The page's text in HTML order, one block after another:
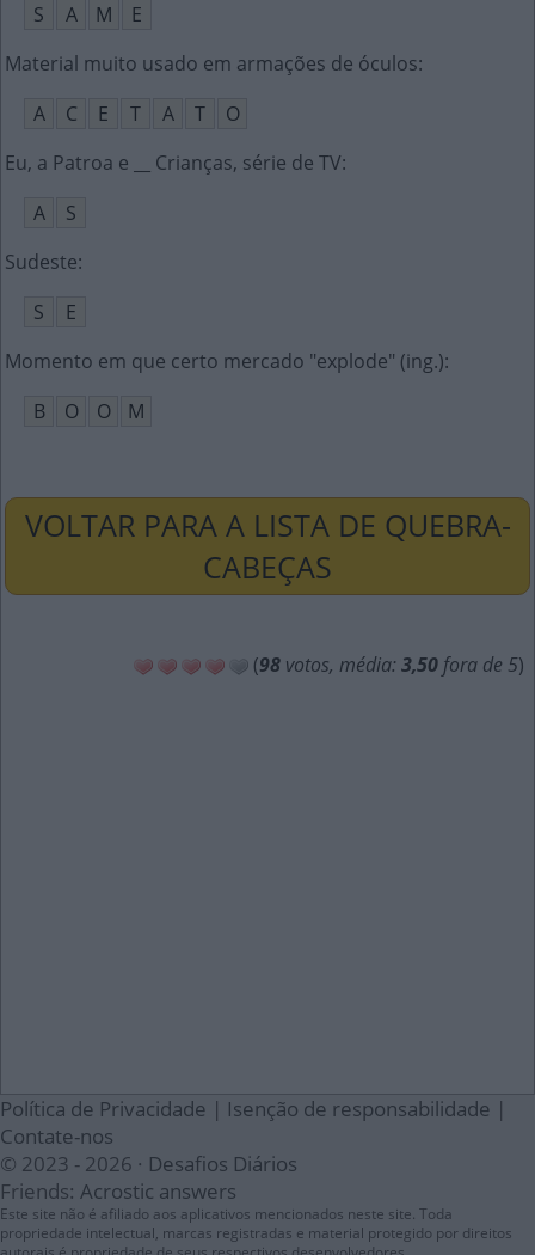
S
A M
E
Material muito usado em armações de óculos:
A
C E T A T
O
Eu, a Patroa e __ Crianças, série de TV:
A
S
Sudeste:
S
E
Momento em que certo mercado "explode" (ing.):
B
O O M
VOLTAR PARA A LISTA DE QUEBRA-
CABEÇAS
(98 votos, média: 3,50 fora de 5)
Política de Privacidade | Isenção de responsabilidade |
Contate-nos
© 2023 - 2026 · Desafios Diários
Friends: Acrostic answers
Este site não é afiliado aos aplicativos mencionados neste site. Toda
propriedade intelectual, marcas registradas e material protegido por direitos